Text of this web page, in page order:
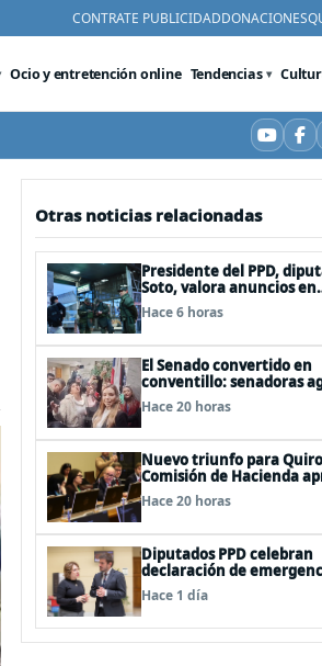
CONTRATE PUBLICIDADDONACIONES
Ocio y entretención online Tendencias
Otras noticias relacionadas
Presidente del PPD,
Soto, valora anuncios en
seguridad pero advierte
clave: alzamiento del
Hace 6 horas
El Senado convertido en
conventillo: senadoras
de las mechas
Hace 20 horas
Nuevo triunfo para
Comisión de Hacienda
vetos a la Megarreforma
Hace 20 horas
Diputados PPD celebran
declaración de
agrícola a La Araucanía y
agilizar ayudas
Hace 1 día